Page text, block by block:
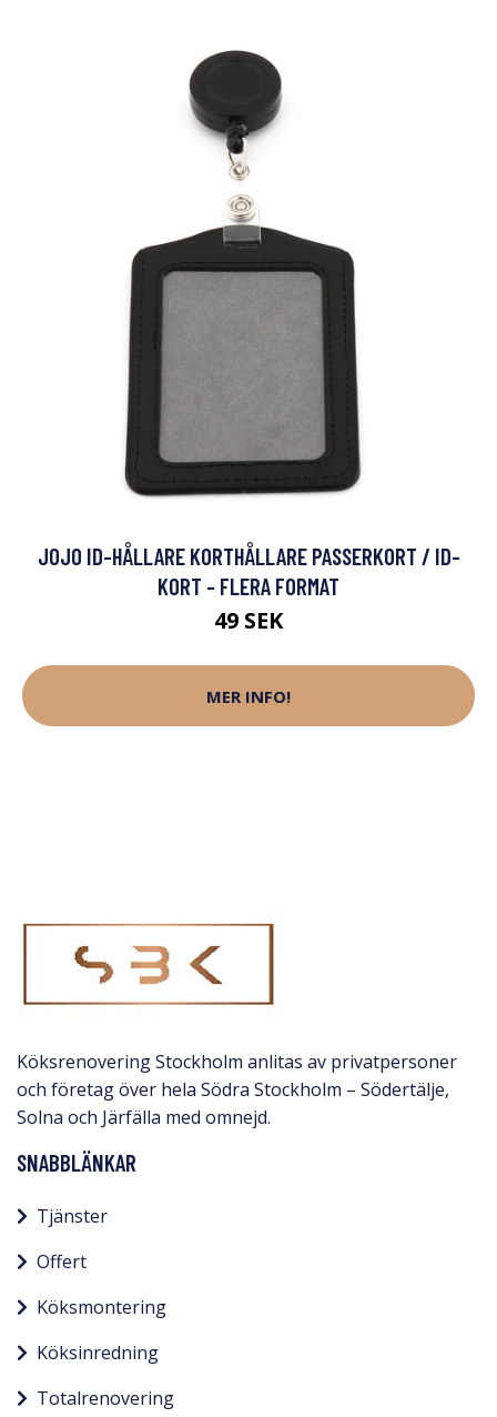
JOJO ID-HÅLLARE KORTHÅLLARE PASSERKORT / ID-
KORT - FLERA FORMAT
49 SEK
MER INFO!
Köksrenovering Stockholm anlitas av privatpersoner
och företag över hela Södra Stockholm – Södertälje,
Solna och Järfälla med omnejd.​
SNABBLÄNKAR
Tjänster
Offert
Köksmontering
Köksinredning
Totalrenovering